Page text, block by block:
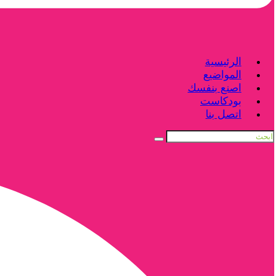
الرئيسية
المواضيع
اصنع بنفسك
بودكاست
اتصل بنا